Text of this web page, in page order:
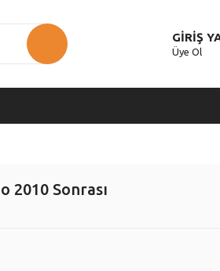
GİRİŞ
Üye Ol
2010 Sonrası